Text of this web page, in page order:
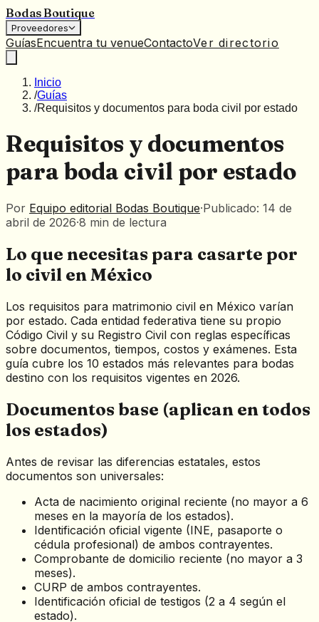
Bodas Boutique
Proveedores
GuíasEncuentra tu venueContactoVer directorio
Inicio
/Guías
/Requisitos y documentos para boda civil por estado
Requisitos y documentos
para boda civil por estado
Por Equipo editorial Bodas Boutique·Publicado: 14 de
abril de 2026·8 min de lectura
Lo que necesitas para casarte por
lo civil en México
Los requisitos para matrimonio civil en México varían
por estado. Cada entidad federativa tiene su propio
Código Civil y su Registro Civil con reglas específicas
sobre documentos, tiempos, costos y exámenes. Esta
guía cubre los 10 estados más relevantes para bodas
destino con los requisitos vigentes en 2026.
Documentos base (aplican en todos
los estados)
Antes de revisar las diferencias estatales, estos
documentos son universales:
Acta de nacimiento original reciente (no mayor a 6
meses en la mayoría de los estados).
Identificación oficial vigente (INE, pasaporte o
cédula profesional) de ambos contrayentes.
Comprobante de domicilio reciente (no mayor a 3
meses).
CURP de ambos contrayentes.
Identificación oficial de testigos (2 a 4 según el
estado).